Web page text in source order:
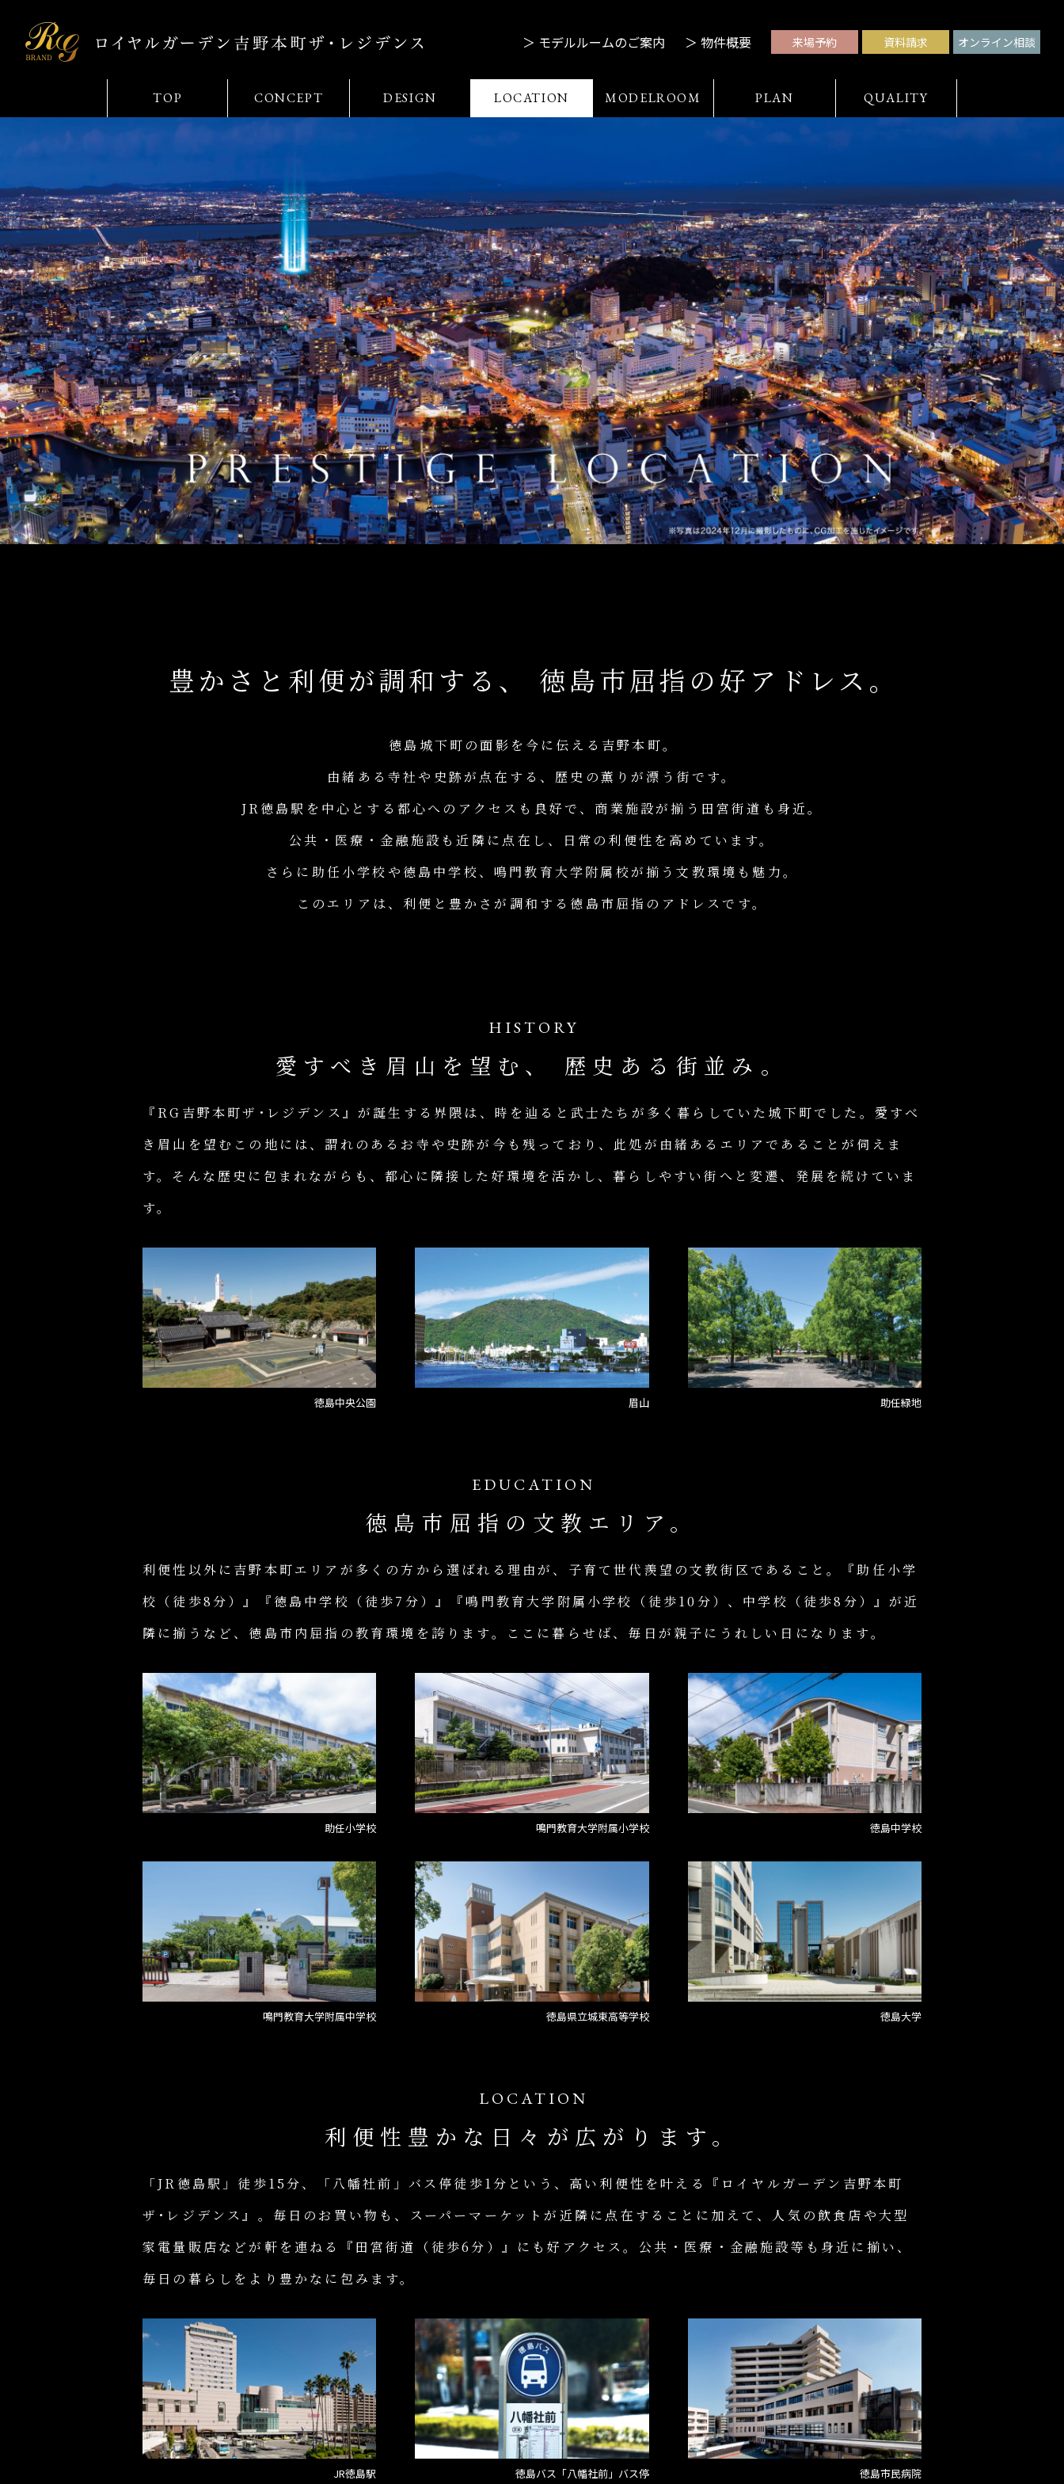
＞ モデルルームのご案内 ＞ 物件概要 来場予約 資料請求 オンライン相談
TOP CONCEPT DESIGN LOCATION MODELROOM PLAN QUALITY
豊かさと利便が調和する、 徳島市屈指の好アドレス。
徳島城下町の面影を今に伝える吉野本町。
由緒ある寺社や史跡が点在する、歴史の薫りが漂う街です。
JR徳島駅を中心とする都心へのアクセスも良好で、商業施設が揃う田宮街道も身近。
公共・医療・金融施設も近隣に点在し、日常の利便性を高めています。
さらに助任小学校や徳島中学校、鳴門教育大学附属校が揃う文教環境も魅力。
このエリアは、利便と豊かさが調和する徳島市屈指のアドレスです。
HISTORY
愛すべき眉山を望む、 歴史ある街並み。
『RG吉野本町ザ･レジデンス』が誕生する界隈は、時を辿ると武士たちが多く暮らしていた城下町でした。愛すべ
き眉山を望むこの地には、謂れのあるお寺や史跡が今も残っており、此処が由緒あるエリアであることが伺えま
す。そんな歴史に包まれながらも、都心に隣接した好環境を活かし、暮らしやすい街へと変遷、発展を続けていま
す。
徳島中央公園 眉山 助任緑地
EDUCATION
徳島市屈指の文教エリア。
利便性以外に吉野本町エリアが多くの方から選ばれる理由が、子育て世代羨望の文教街区であること。『助任小学
校（徒歩8分）』『徳島中学校（徒歩7分）』『鳴門教育大学附属小学校（徒歩10分）、中学校（徒歩8分）』が近
隣に揃うなど、徳島市内屈指の教育環境を誇ります。ここに暮らせば、毎日が親子にうれしい日になります。
助任小学校 鳴門教育大学附属小学校 徳島中学校
鳴門教育大学附属中学校 徳島県立城東高等学校 徳島大学
LOCATION
利便性豊かな日々が広がります。
「JR徳島駅」徒歩15分、「八幡社前」バス停徒歩1分という、高い利便性を叶える『ロイヤルガーデン吉野本町
ザ･レジデンス』。毎日のお買い物も、スーパーマーケットが近隣に点在することに加えて、人気の飲食店や大型
家電量販店などが軒を連ねる『田宮街道（徒歩6分）』にも好アクセス。公共・医療・金融施設等も身近に揃い、
毎日の暮らしをより豊かなに包みます。
JR徳島駅 徳島バス 「八幡社前」バス停 徳島市民病院